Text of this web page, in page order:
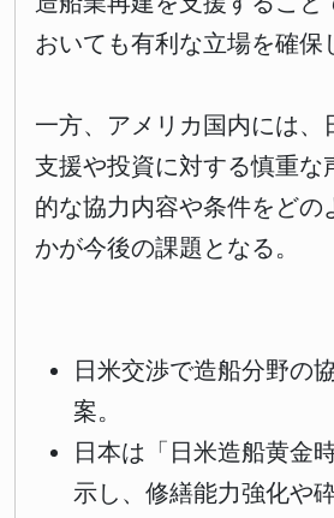
おいても有利な立場を確保
一方、アメリカ国内には、
支援や投資に対する慎重な
的な協力内容や条件をどの
かが今後の課題となる。
日米交渉で造船分野の
案。
日本は「日米造船黄金
示し、修繕能力強化や